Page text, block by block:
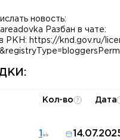
новость:
Разбан в чате:
РКН: https://knd.gov.ru/
Кол-во Дата
1